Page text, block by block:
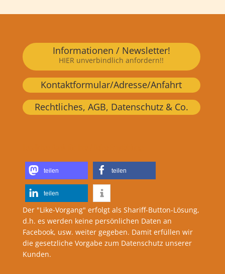
Informationen / Newsletter!
HIER unverbindlich anfordern!!
Kontaktformular/Adresse/Anfahrt
Rechtliches, AGB, Datenschutz & Co.
teilen teilen
teilen
Der "Like-Vorgang" erfolgt als Shariff-Button-Lösung,
d.h. es werden keine persönlichen Daten an
Facebook, usw. weiter gegeben. Damit erfüllen wir
die gesetzliche Vorgabe zum Datenschutz unserer
Kunden.